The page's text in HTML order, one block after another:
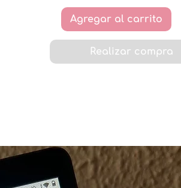
Agregar al carrito
Realizar compra